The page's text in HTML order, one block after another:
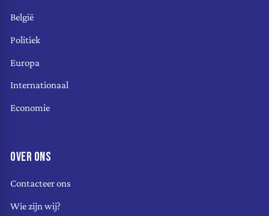
België
Politiek
Europa
Internationaal
Economie
OVER ONS
Contacteer ons
Wie zijn wij?